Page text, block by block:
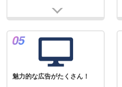
魅力的な広告がたくさん！